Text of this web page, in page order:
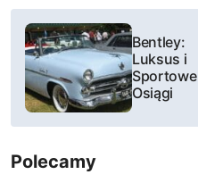
N
w
i
g
Bentley:
Luksus i
Sportowe
Osiągi
Polecamy